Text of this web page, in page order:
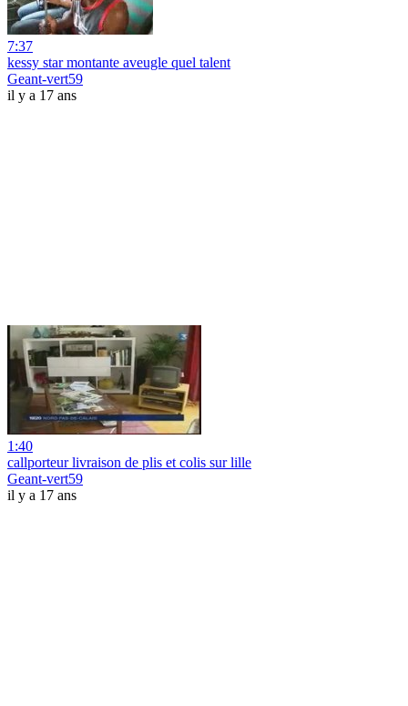
7:37
kessy star montante aveugle quel talent
Geant-vert59
il y a 17 ans
1:40
callporteur livraison de plis et colis sur lille
Geant-vert59
il y a 17 ans